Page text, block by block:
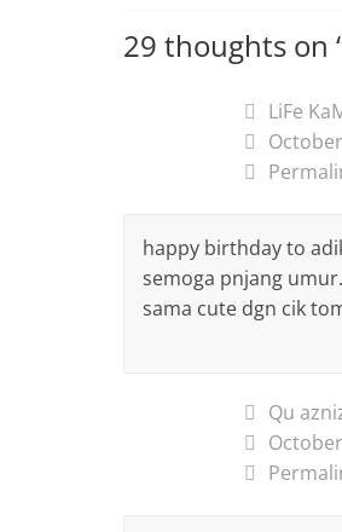
29 thoughts on
LiFe
happy birthday to
semoga pnjang
sama cute dgn cik
Qu